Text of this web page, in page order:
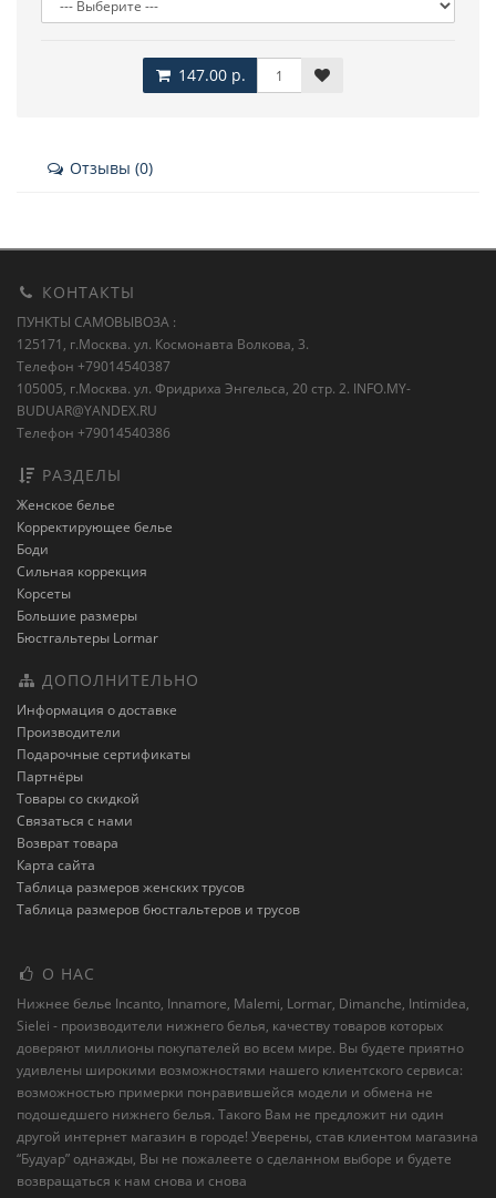
147.00 р.
Отзывы (0)
КОНТАКТЫ
ПУНКТЫ САМОВЫВОЗА :
125171, г.Москва. ул. Космонавта Волкова, 3.
Телефон +79014540387
105005, г.Москва. ул. Фридриха Энгельса, 20 стр. 2. INFO.MY-
BUDUAR@YANDEX.RU
Телефон +79014540386
РАЗДЕЛЫ
Женское белье
Корректирующее белье
Боди
Сильная коррекция
Корсеты
Большие размеры
Бюстгальтеры Lormar
ДОПОЛНИТЕЛЬНО
Информация о доставке
Производители
Подарочные сертификаты
Партнёры
Товары со скидкой
Связаться с нами
Возврат товара
Карта сайта
Таблица размеров женских трусов
Таблица размеров бюстгальтеров и трусов
О НАС
Нижнее белье Incanto, Innamore, Malemi, Lormar, Dimanche, Intimidea,
Sielei - производители нижнего белья, качеству товаров которых
доверяют миллионы покупателей во всем мире. Вы будете приятно
удивлены широкими возможностями нашего клиентского сервиса:
возможностью примерки понравившейся модели и обмена не
подошедшего нижнего белья. Такого Вам не предложит ни один
другой интернет магазин в городе! Уверены, став клиентом магазина
“Будуар” однажды, Вы не пожалеете о сделанном выборе и будете
возвращаться к нам снова и снова